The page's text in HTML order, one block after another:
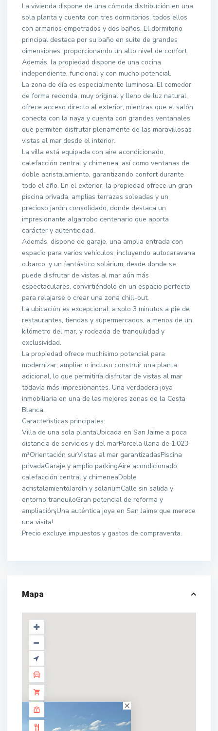
La vivienda dispone de una cómoda distribución en una
sola planta y cuenta con tres dormitorios, todos ellos
con armarios empotrados y dos baños. El dormitorio
principal destaca por su baño en suite de grandes
dimensiones, proporcionando un alto nivel de confort.
Además, la propiedad dispone de una cocina
independiente, funcional y con mucho potencial.
La zona de día es especialmente luminosa. El comedor
de forma redonda, muy original y lleno de luz natural,
ofrece acceso directo al exterior, mientras que el salón
conecta con la naya y cuenta con grandes ventanales
que permiten disfrutar plenamente de las maravillosas
vistas al mar desde el interior.
La villa está equipada con aire acondicionado,
calefacción central y chimenea, así como ventanas de
doble acristalamiento, garantizando confort durante
todo el año. En el exterior, la propiedad ofrece un gran
piscina privada, amplias terrazas soleadas y un
precioso jardín consolidado, donde destaca un
impresionante algarrobo centenario que aporta
carácter y autenticidad.
Además, dispone de garaje, una amplia entrada con
espacio para varios vehículos, incluyendo autocaravana
o barco, y un fantástico solárium, desde donde se
puede disfrutar de vistas al mar aún más
espectaculares, convirtiéndolo en un espacio perfecto
para relajarse o crear una zona chill-out.
La ubicación es excepcional: a solo 3 minutos a pie de
restaurantes, tiendas y supermercados, a menos de un
kilómetro del mar, y rodeada de tranquilidad y
exclusividad.
La propiedad ofrece muchísimo potencial para
modernizar, ampliar o incluso construir una planta
adicional, lo que permitiría disfrutar de vistas al mar
todavía más impresionantes. Una verdadera joya
inmobiliaria en una de las mejores zonas de la Costa
Blanca.
Características principales:
Villa de una sola plantaUbicada en San Jaime a poca
distancia de servicios y del marParcela llana de 1.023
m²Orientación surVistas al mar garantizadasPiscina
privadaGaraje y amplio parkingAire acondicionado,
calefacción central y chimeneaDoble
acristalamientoJardín y solariumCalle sin salida y
entorno tranquiloGran potencial de reforma y
ampliación¡Una auténtica joya en San Jaime que merece
una visita!
Precio excluye impuestos y gastos de compraventa.
Mapa